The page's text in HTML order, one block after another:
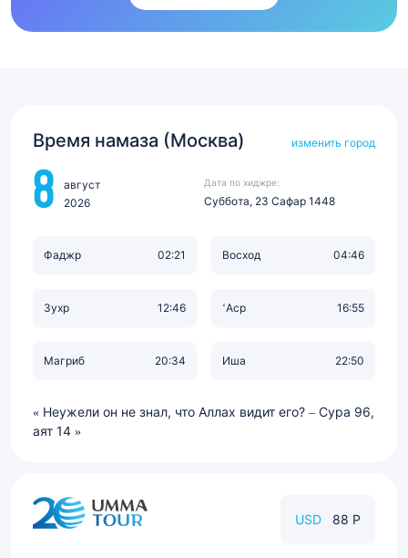
Время намаза (Москва) изменить город
8
август
2026
Дата по хиджре:
Суббота, 23 Сафар 1448
Фаджр 02:21 Восход 04:46
Зухр 12:46 ‘Аср 16:55
Магриб 20:34 Иша 22:50
Неужели он не знал, что Аллах видит его? – Сура 96,
аят 14
USD 88 Р